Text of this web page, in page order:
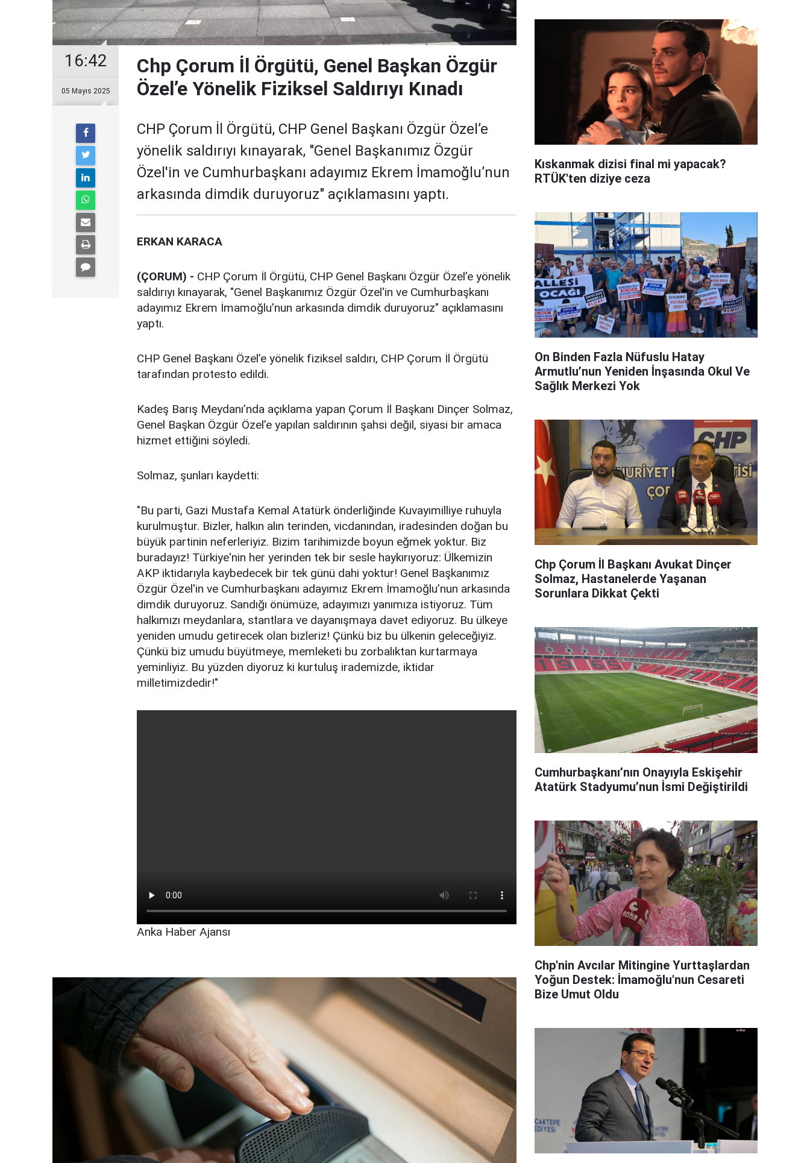
16:42
05 Mayıs 2025
Chp Çorum İl Örgütü, Genel Başkan Özgür
Özel’e Yönelik Fiziksel Saldırıyı Kınadı
CHP Çorum İl Örgütü, CHP Genel Başkanı Özgür Özel’e
yönelik saldırıyı kınayarak, "Genel Başkanımız Özgür
Özel'in ve Cumhurbaşkanı adayımız Ekrem İmamoğlu’nun
arkasında dimdik duruyoruz" açıklamasını yaptı.
ERKAN KARACA
(ÇORUM) - CHP Çorum İl Örgütü, CHP Genel Başkanı Özgür Özel’e yönelik
saldırıyı kınayarak, "Genel Başkanımız Özgür Özel'in ve Cumhurbaşkanı
adayımız Ekrem İmamoğlu’nun arkasında dimdik duruyoruz" açıklamasını
yaptı.
CHP Genel Başkanı Özel’e yönelik fiziksel saldırı, CHP Çorum İl Örgütü
tarafından protesto edildi.
Kadeş Barış Meydanı’nda açıklama yapan Çorum İl Başkanı Dinçer Solmaz,
Genel Başkan Özgür Özel’e yapılan saldırının şahsi değil, siyasi bir amaca
hizmet ettiğini söyledi.
Solmaz, şunları kaydetti:
"Bu parti, Gazi Mustafa Kemal Atatürk önderliğinde Kuvayımilliye ruhuyla
kurulmuştur. Bizler, halkın alın terinden, vicdanından, iradesinden doğan bu
büyük partinin neferleriyiz. Bizim tarihimizde boyun eğmek yoktur. Biz
buradayız! Türkiye'nin her yerinden tek bir sesle haykırıyoruz: Ülkemizin
AKP iktidarıyla kaybedecek bir tek günü dahi yoktur! Genel Başkanımız
Özgür Özel'in ve Cumhurbaşkanı adayımız Ekrem İmamoğlu’nun arkasında
dimdik duruyoruz. Sandığı önümüze, adayımızı yanımıza istiyoruz. Tüm
halkımızı meydanlara, stantlara ve dayanışmaya davet ediyoruz. Bu ülkeye
yeniden umudu getirecek olan bizleriz! Çünkü biz bu ülkenin geleceğiyiz.
Çünkü biz umudu büyütmeye, memleketi bu zorbalıktan kurtarmaya
yeminliyiz. Bu yüzden diyoruz ki kurtuluş irademizde, iktidar
milletimizdedir!"
Anka Haber Ajansı
Kıskanmak dizisi final mi yapacak?
RTÜK'ten diziye ceza
On Binden Fazla Nüfuslu Hatay
Armutlu’nun Yeniden İnşasında Okul Ve
Sağlık Merkezi Yok
Chp Çorum İl Başkanı Avukat Dinçer
Solmaz, Hastanelerde Yaşanan
Sorunlara Dikkat Çekti
Cumhurbaşkanı’nın Onayıyla Eskişehir
Atatürk Stadyumu’nun İsmi Değiştirildi
Chp'nin Avcılar Mitingine Yurttaşlardan
Yoğun Destek: İmamoğlu'nun Cesareti
Bize Umut Oldu